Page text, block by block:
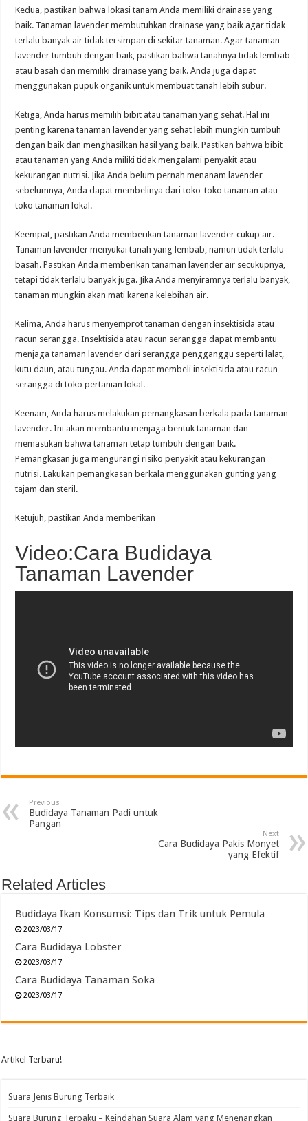
Kedua, pastikan bahwa lokasi tanam Anda memiliki drainase yang
baik. Tanaman lavender membutuhkan drainase yang baik agar tidak
terlalu banyak air tidak tersimpan di sekitar tanaman. Agar tanaman
lavender tumbuh dengan baik, pastikan bahwa tanahnya tidak lembab
atau basah dan memiliki drainase yang baik. Anda juga dapat
menggunakan pupuk organik untuk membuat tanah lebih subur.
Ketiga, Anda harus memilih bibit atau tanaman yang sehat. Hal ini
penting karena tanaman lavender yang sehat lebih mungkin tumbuh
dengan baik dan menghasilkan hasil yang baik. Pastikan bahwa bibit
atau tanaman yang Anda miliki tidak mengalami penyakit atau
kekurangan nutrisi. Jika Anda belum pernah menanam lavender
sebelumnya, Anda dapat membelinya dari toko-toko tanaman atau
toko tanaman lokal.
Keempat, pastikan Anda memberikan tanaman lavender cukup air.
Tanaman lavender menyukai tanah yang lembab, namun tidak terlalu
basah. Pastikan Anda memberikan tanaman lavender air secukupnya,
tetapi tidak terlalu banyak juga. Jika Anda menyiramnya terlalu banyak,
tanaman mungkin akan mati karena kelebihan air.
Kelima, Anda harus menyemprot tanaman dengan insektisida atau
racun serangga. Insektisida atau racun serangga dapat membantu
menjaga tanaman lavender dari serangga pengganggu seperti lalat,
kutu daun, atau tungau. Anda dapat membeli insektisida atau racun
serangga di toko pertanian lokal.
Keenam, Anda harus melakukan pemangkasan berkala pada tanaman
lavender. Ini akan membantu menjaga bentuk tanaman dan
memastikan bahwa tanaman tetap tumbuh dengan baik.
Pemangkasan juga mengurangi risiko penyakit atau kekurangan
nutrisi. Lakukan pemangkasan berkala menggunakan gunting yang
tajam dan steril.
Ketujuh, pastikan Anda memberikan
Video:Cara Budidaya
Tanaman Lavender
Previous
Budidaya Tanaman Padi untuk
Pangan
Next
Cara Budidaya Pakis Monyet
yang Efektif
Related Articles
Budidaya Ikan Konsumsi: Tips dan Trik untuk Pemula
2023/03/17
Cara Budidaya Lobster
2023/03/17
Cara Budidaya Tanaman Soka
2023/03/17
Artikel Terbaru!
Suara Jenis Burung Terbaik
Suara Burung Terpaku – Keindahan Suara Alam yang Menenangkan